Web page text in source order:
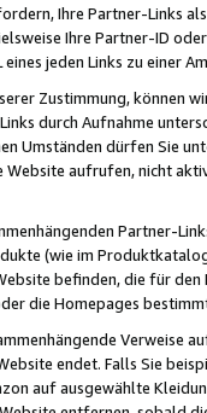
Ihre Partner-Links
Ihre Partner-ID
jeden Links zu einer
Zustimmung, können
durch Aufnahme
Umständen dürfen Sie
aufrufen, nicht
Partner-
(wie im
befinden, die für
die Homepages
endet. Falls Sie
auf ausgewählte